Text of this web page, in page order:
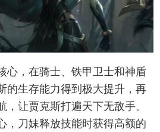
心，在骑士、铁甲卫士和神盾
的生存能力得到极大提升，再
，让贾克斯打遍天下无敌手。
，刀妹释放技能时获得高额的